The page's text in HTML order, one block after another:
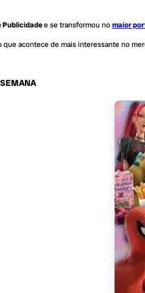
Publicidadee se transformou nomaior
acontece de mais interessante no